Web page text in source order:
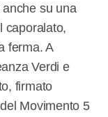
anche su una
caporalato,
ferma. A
Verdi e
firmato
Movimento 5